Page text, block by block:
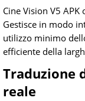
Cine Vision V5
Gestisce in modo
utilizzo minimo
efficiente della
Traduzione
reale